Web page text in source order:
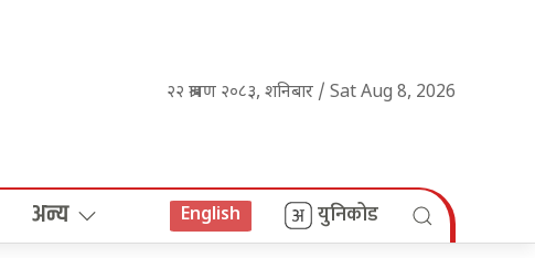
२२ श्रावण २०८३, शनिबार / Sat Aug 8, 2026
अन्य English युनिकोड